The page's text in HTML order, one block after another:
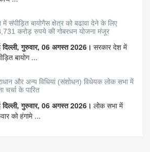
संपीड़ित बायोगैस क्षेत्र को बढावा देने के लिए
करोड़ रुपये की गोबरधन योजना मंजूर
दिल्ली, गुरुवार, 06 अगस्त 2026। सरकार देश में
बायोग ...
और अन्य विधियां (संशोधन) विधेयक लोक सभा में
चर्चा के पारित
दिल्ली, गुरुवार, 06 अगस्त 2026। लोक सभा में
को हंगामे ...